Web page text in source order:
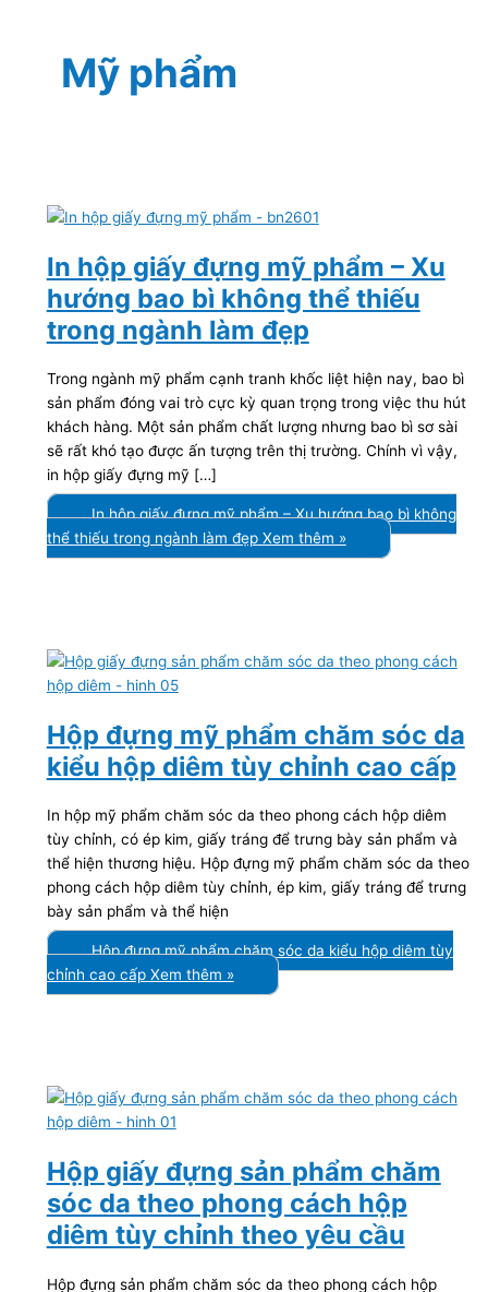
Mỹ phẩm
In hộp giấy đựng mỹ phẩm – Xu
hướng bao bì không thể thiếu
trong ngành làm đẹp
Trong ngành mỹ phẩm cạnh tranh khốc liệt hiện nay, bao bì
sản phẩm đóng vai trò cực kỳ quan trọng trong việc thu hút
khách hàng. Một sản phẩm chất lượng nhưng bao bì sơ sài
sẽ rất khó tạo được ấn tượng trên thị trường. Chính vì vậy,
in hộp giấy đựng mỹ […]
In hộp giấy đựng mỹ phẩm – Xu hướng bao bì không
thể thiếu trong ngành làm đẹpXem thêm »
Hộp đựng mỹ phẩm chăm sóc da
kiểu hộp diêm tùy chỉnh cao cấp
In hộp mỹ phẩm chăm sóc da theo phong cách hộp diêm
tùy chỉnh, có ép kim, giấy tráng để trưng bày sản phẩm và
thể hiện thương hiệu. Hộp đựng mỹ phẩm chăm sóc da theo
phong cách hộp diêm tùy chỉnh, ép kim, giấy tráng để trưng
bày sản phẩm và thể hiện
Hộp đựng mỹ phẩm chăm sóc da kiểu hộp diêm tùy
chỉnh cao cấpXem thêm »
Hộp giấy đựng sản phẩm chăm
sóc da theo phong cách hộp
diêm tùy chỉnh theo yêu cầu
Hộp đựng sản phẩm chăm sóc da theo phong cách hộp